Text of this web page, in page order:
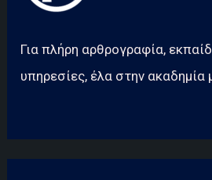
of
Για πλήρη αρθρογραφία,
υπηρεσίες, έλα στην ακαδημία